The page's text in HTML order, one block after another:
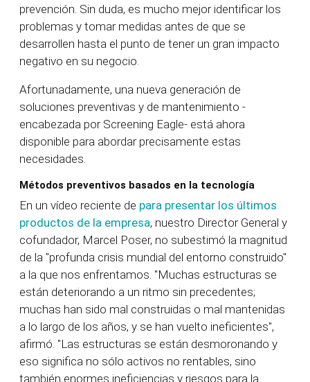
prevención. Sin duda, es mucho mejor identificar los
problemas y tomar medidas antes de que se
desarrollen hasta el punto de tener un gran impacto
negativo en su negocio.
Afortunadamente, una nueva generación de
soluciones preventivas y de mantenimiento -
encabezada por Screening Eagle- está ahora
disponible para abordar precisamente estas
necesidades.
Métodos preventivos basados en la tecnología
En un vídeo reciente de para presentar los últimos
productos de la empresa, nuestro Director General y
cofundador, Marcel Poser, no subestimó la magnitud
de la "profunda crisis mundial del entorno construido"
a la que nos enfrentamos. "Muchas estructuras se
están deteriorando a un ritmo sin precedentes;
muchas han sido mal construidas o mal mantenidas
a lo largo de los años, y se han vuelto ineficientes",
afirmó. "Las estructuras se están desmoronando y
eso significa no sólo activos no rentables, sino
también enormes ineficiencias y riesgos para la